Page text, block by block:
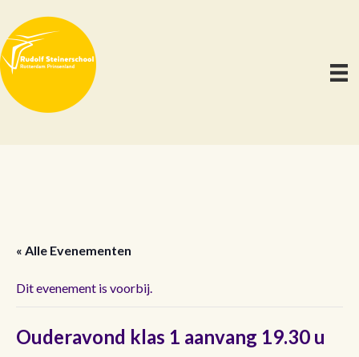
« Alle Evenementen
Dit evenement is voorbij.
Ouderavond klas 1 aanvang 19.30 u